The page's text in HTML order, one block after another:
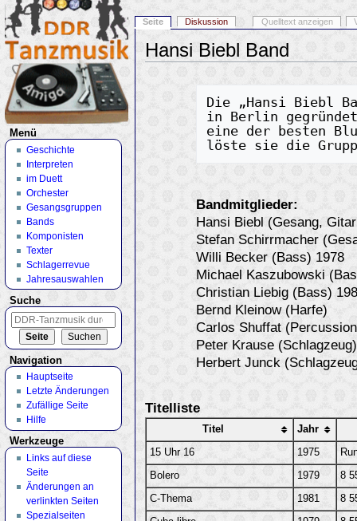
Hansi Biebl Band
Die „Hansi Biebl
in Berlin
eine der besten
Bandmitglieder:
Hansi Biebl (Gesang,
Stefan Schirrmacher
Willi Becker (Bass) 1978
Michael Kaszubowski
Christian Liebig (Bass)
Bernd Kleinow (Harfe)
Carlos Shuffat
Peter Krause
Herbert Junck
Titelliste
Titel Jahr
15 Uhr 16 1975
Bolero 1979 8
C-Thema 1981 8
Seite Diskussion Quelltext anzeigen
Menü
Geschichte
Interpreten
im Duett
Orchester
Gesangsgruppen
Bands
Komponisten
Texter
Schlagerrevue
Jahresauswahlen
Suche
Navigation
Hauptseite
Letzte Änderungen
Zufällige Seite
Hilfe
Werkzeuge
Links auf diese
Seite
Änderungen an
verlinkten Seiten
Spezialseiten